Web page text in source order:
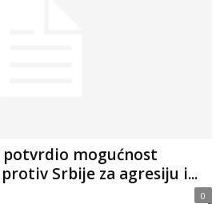
potvrdio mogućnost
Srbije za agresiju i...
0